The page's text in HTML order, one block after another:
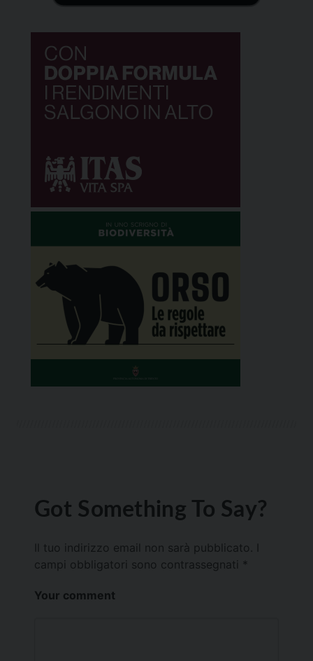
Got Something To Say?
Il tuo indirizzo email non sarà pubblicato.
campi obbligatori sono contrassegnati *
Your comment